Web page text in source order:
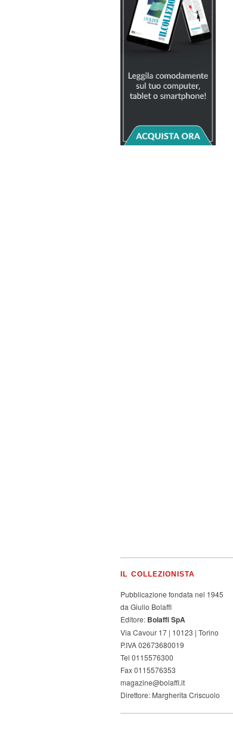
IL COLLEZIONISTA
Pubblicazione fondata nel 1945
da Giulio Bolaffi
Editore: Bolaffi SpA
Via Cavour 17 | 10123 | Torino
P.IVA 02673680019
Tel 0115576300
Fax 0115576353
magazine@bolaffi.it
Direttore: Margherita Criscuolo